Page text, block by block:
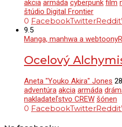
akcia armáda cyberpunk film
štúdio Digital Frontier
0 FacebookTwitterReddit
9.5
Manga, manhwa a webtoony
Ocelový
Aneta "Youko Akira" Jones
adventúra akcia armáda
nakladateľstvo CREW šónen
0 FacebookTwitterReddit